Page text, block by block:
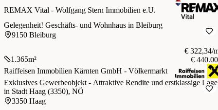
REMAX Vital - Wolfgang Stern Immobilien e.U.
Gelegenheit! Geschäfts- und Wohnhaus in Bleiburg
9150 Bleiburg
1.365m²
€ 322,34/
€
Raiffeisen Immobilien Kärnten GmbH - Völkermarkt
Exklusives Gewerbeobjekt - Attraktive Rendite und erstklassige Lage
in Stadt Haag (3350), NÖ
3350 Haag